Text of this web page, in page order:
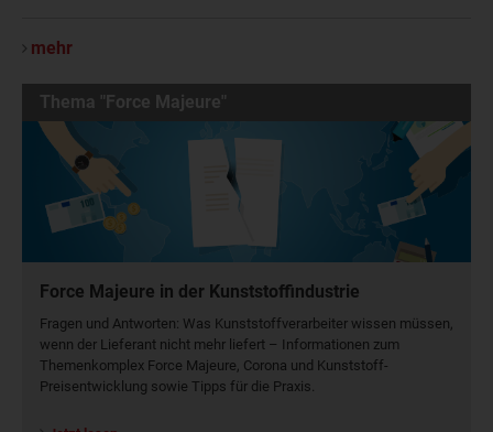
mehr
Thema "Force Majeure"
Force Majeure in der Kunststoffindustrie
Fragen und Antworten: Was Kunst­stoff­verarbeiter wissen müssen,
wenn der Lieferant nicht mehr liefert – Informationen zum
Themenkomplex Force Majeure, Corona und Kunststoff-
Preisentwicklung sowie Tipps für die Praxis.